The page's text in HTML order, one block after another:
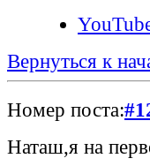
Вернуться к
Номер поста:
Наташ,я на